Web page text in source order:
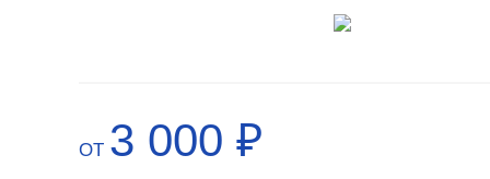
ОТ 3 000 ₽